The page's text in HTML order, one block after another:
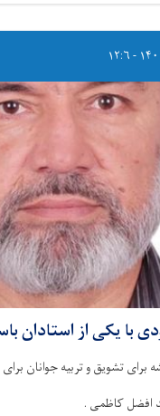
با یکی از استادان
تشویق و تربیه جوانان
افضل کاظمی .